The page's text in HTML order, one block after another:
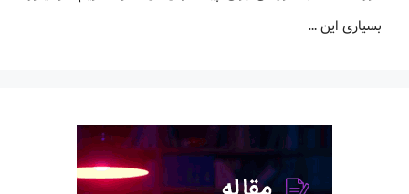
بسیاری این …